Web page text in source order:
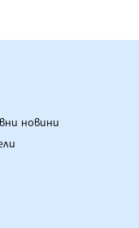
АГЕНЦИЯ
новини